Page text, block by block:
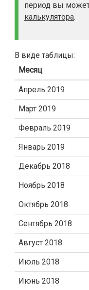
период вы
калькулятора.
В виде таблицы:
Месяц
Апрель 2019
Март 2019
Февраль 2019
Январь 2019
Декабрь 2018
Ноябрь 2018
Октябрь 2018
Сентябрь 2018
Август 2018
Июль 2018
Июнь 2018